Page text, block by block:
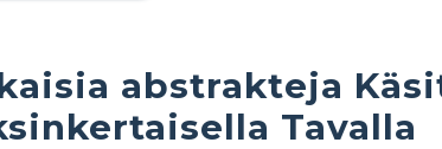
​​abstrakteja
Tavalla